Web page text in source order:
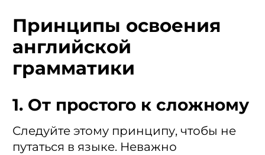
Принципы освоения
английской
грамматики
1. От простого к сложному
Следуйте этому принципу, чтобы не
путаться в языке. Неважно